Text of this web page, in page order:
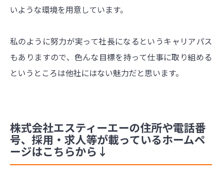
いような環境を用意しています。
私のように努力が実って社長になるというキャリアパス
もありますので、色んな目標を持って仕事に取り組める
というところは他社にはない魅力だと思います。
株式会社エスティーエーの住所や電話番
号、採用・求人等が載っているホームペ
ージはこちらから↓